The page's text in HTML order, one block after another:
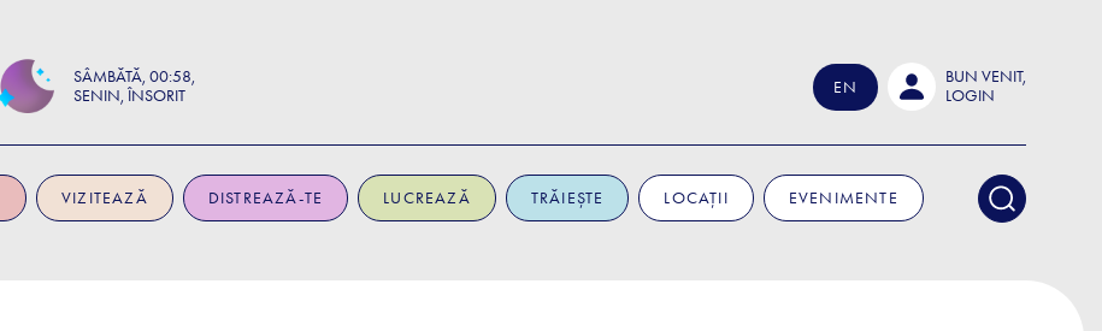
SÂMBĂTĂ 00:58
SENIN, ÎNSORIT
EN
BUN VENIT,
LOGIN
VIZITEAZĂ DISTREAZĂ-TE LUCREAZĂ TRĂIEȘTE LOCAȚII EVENIMENTE